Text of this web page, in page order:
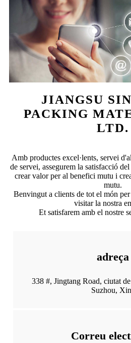
JIANGSU
PACKING
LTD.
Amb productes excel·lents, servei
de servei, assegurem la satisfacció
crear valor per al benefici mutu i
mutu.
Benvingut a clients de tot el món
visitar la nostra
Et satisfarem amb el nostre
adreça
338 #, Jingtang Road, ciutat
Suzhou,
Correu